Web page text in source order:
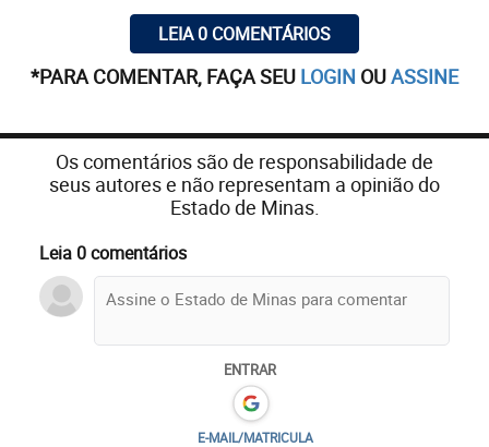
LEIA 0 COMENTÁRIOS
*PARA COMENTAR, FAÇA SEU LOGIN OUASSINE
Os comentários são de responsabilidade de
seus autores e não representam a opinião do
Estado de Minas.
Leia 0 comentários
ENTRAR
E-MAIL/MATRICULA